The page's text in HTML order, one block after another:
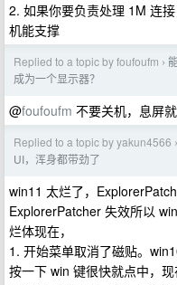
2. 如果你要负责处理 1M 连
机能支撑
Replied to a topic by foufoufm ›
成为一个显示器？
@foufoufm 不要关机，息屏
Replied to a topic by yakun4566 ›
UI，浑身都带劲了
win11 太烂了，
ExplorerPatcher 失效所以
烂体现在，
1. 开始菜单取消了磁贴。
按一下 win 键很快就点中，现